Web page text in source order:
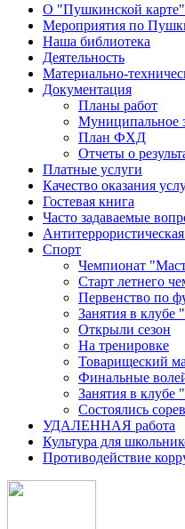
О "Пушкинской карте"
Мероприятия по
Наша библиотека
Деятельность
Материально-
Документация
Планы работ
Муниципальное
План ФХД
Отчеты о
Платные услуги
Качество оказания
Гостевая книга
Часто задаваемые
Спорт
Чемпионат
Старт летнего
Первенство по
Занятия в
Открыли сезон
На тренировке
Товарищеский
Финальные
Занятия в клубе
Состоялись
УДАЛЕННАЯ работа
Культура для
Противодействие